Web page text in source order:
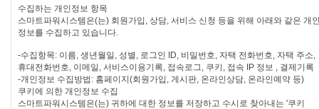
수집하는 개인정보 항목
스마트파워시스템은(는) 회원가입, 상담, 서비스 신청 등을 위해 아래와 같은 개
정보를 수집하고 있습니다.
-수집항목: 이름, 생년월일, 성별, 로그인 ID, 비밀번호, 자택 전화번호, 자택 주소,
휴대전화번호, 이메일, 서비스이용기록, 접속로그, 쿠키, 접속 IP 정보 , 결제기록
-개인정보 수집방법: 홈페이지(회원가입, 게시판, 온라인상담, 온라인예약 등)
쿠키에 의한 개인정보 수집
스마트파워시스템은(는) 귀하에 대한 정보를 저장하고 수시로 찾아내는 '쿠키